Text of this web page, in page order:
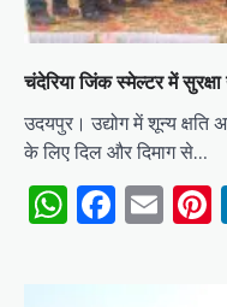
चंदेरिया जिंक स्मेल्टर में
उदयपुर। उद्योग में शून्य
के लिए दिल और दिमाग से…